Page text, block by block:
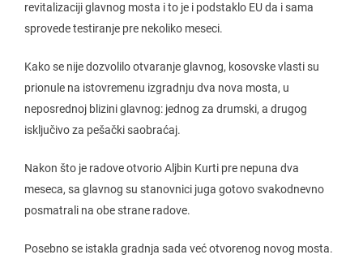
revitalizaciji glavnog mosta i to je i podstaklo EU da i sama
sprovede testiranje pre nekoliko meseci.
Kako se nije dozvolilo otvaranje glavnog, kosovske vlasti su
prionule na istovremenu izgradnju dva nova mosta, u
neposrednoj blizini glavnog: jednog za drumski, a drugog
isključivo za pešački saobraćaj.
Nakon što je radove otvorio Aljbin Kurti pre nepuna dva
meseca, sa glavnog su stanovnici juga gotovo svakodnevno
posmatrali na obe strane radove.
Posebno se istakla gradnja sada već otvorenog novog mosta.